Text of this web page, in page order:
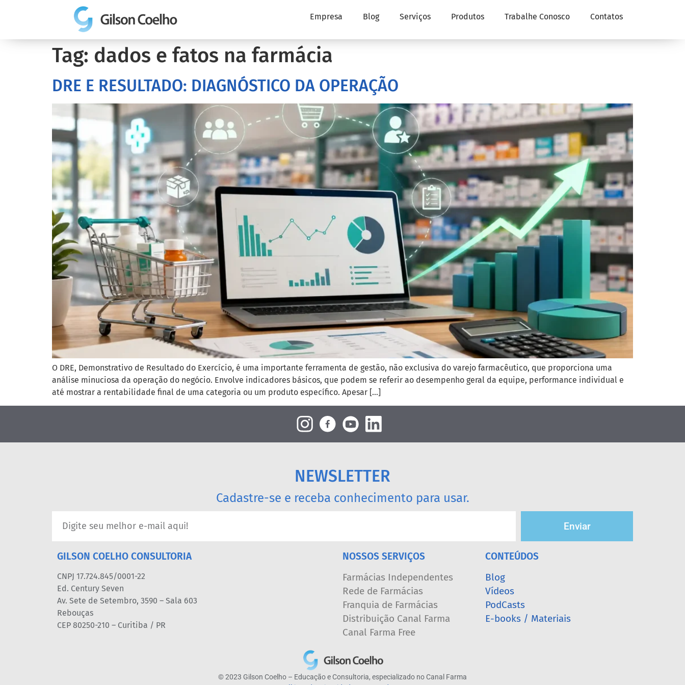
Empresa Blog Serviços Produtos Trabalhe Conosco Contatos
Tag: dados e fatos na farmácia
DRE E RESULTADO: DIAGNÓSTICO DA OPERAÇÃO
O DRE, Demonstrativo de Resultado do Exercício, é uma importante ferramenta de gestão, não exclusiva do varejo farmacêutico, que proporciona uma
análise minuciosa da operação do negócio. Envolve indicadores básicos, que podem se referir ao desempenho geral da equipe, performance individual e
até mostrar a rentabilidade final de uma categoria ou um produto específico. Apesar […]
NEWSLETTER
Cadastre-se e receba conhecimento para usar.
Enviar
GILSON COELHO CONSULTORIA
CNPJ 17.724.845/0001-22
Ed. Century Seven
Av. Sete de Setembro, 3590 – Sala 603
Rebouças
CEP 80250-210 – Curitiba / PR
NOSSOS SERVIÇOS
Farmácias Independentes
Rede de Farmácias
Franquia de Farmácias
Distribuição Canal Farma
Canal Farma Free
CONTEÚDOS
Blog
Vídeos
PodCasts
E-books / Materiais
© 2023 Gilson Coelho – Educação e Consultoria, especializado no Canal Farma